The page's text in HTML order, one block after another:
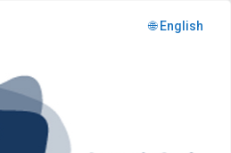
🌐 English